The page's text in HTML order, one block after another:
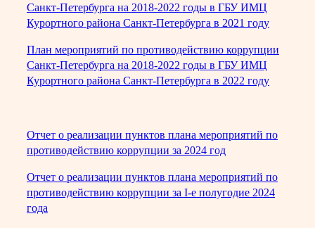
Санкт-Петербурга на 2018-2022 годы в ГБУ ИМЦ
Курортного района Санкт-Петербурга в 2021 году
План мероприятий по противодействию коррупции
Санкт-Петербурга на 2018-2022 годы в ГБУ ИМЦ
Курортного района Санкт-Петербурга в 2022 году
Отчет о реализации пунктов плана мероприятий по
противодействию коррупции за 2024 год
Отчет о реализации пунктов плана мероприятий по
противодействию коррупции за I-е полугодие 2024
года